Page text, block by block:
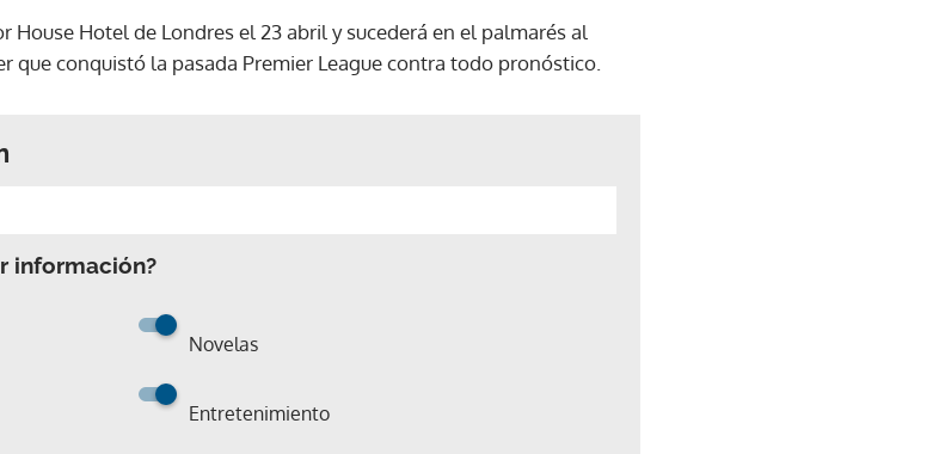
House Hotel de Londres el 23 abril y sucederá en el palmarés al
que conquistó la pasada Premier League contra todo pronóstico.
información?
Novelas
Entretenimiento